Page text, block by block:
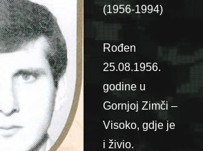
(1956-1994)
Rođen
25.08.1956.
godine u
Gornjoj Zimči –
Visoko, gdje je
i živio.